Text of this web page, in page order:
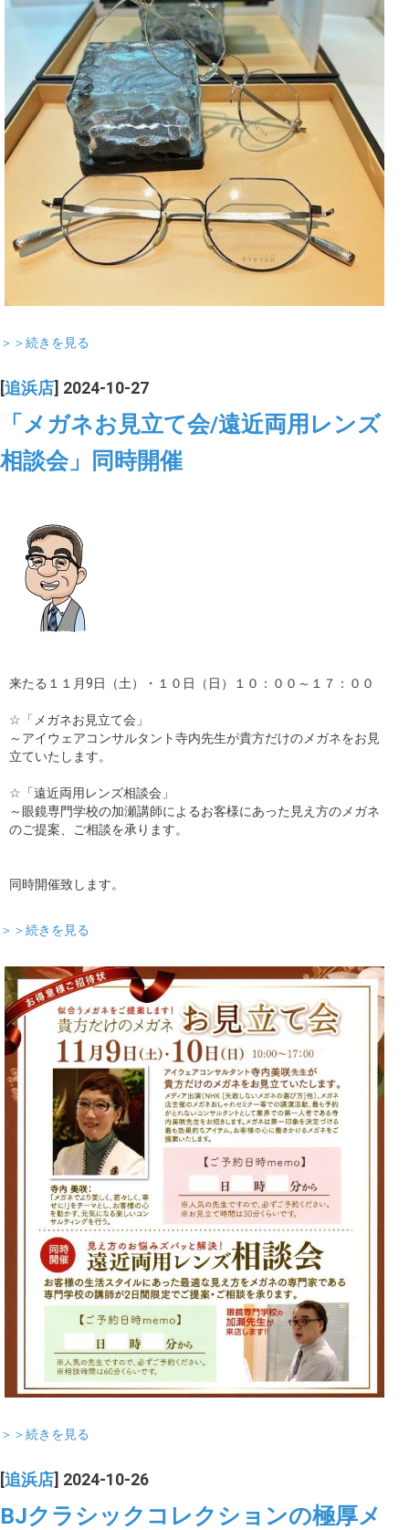
＞＞続きを見る
[追浜店] 2024-10-27
「メガネお見立て会/遠近両用レンズ
相談会」同時開催
来たる１１月9日（土）・１０日（日）１０：００～１７：００
☆「メガネお見立て会」
～アイウェアコンサルタント寺内先生が貴方だけのメガネをお見
立ていたします。
☆「遠近両用レンズ相談会」
～眼鏡専門学校の加瀬講師によるお客様にあった見え方のメガネ
のご提案、ご相談を承ります。
同時開催致します。
＞＞続きを見る
＞＞続きを見る
[追浜店] 2024-10-26
BJクラシックコレクションの極厚メ